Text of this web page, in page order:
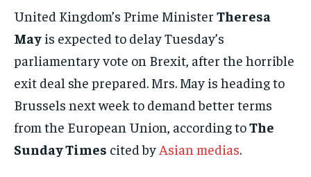
United Kingdom’s Prime Minister Theresa
May is expected to delay Tuesday’s
parliamentary vote on Brexit, after the horrible
exit deal she prepared. Mrs. May is heading to
Brussels next week to demand better terms
from the European Union, according toThe
Sunday Times cited by Asian medias.